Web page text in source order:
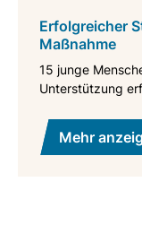
Erfolgreicher
Maßnahme
15 junge
Unterstützung
Mehr